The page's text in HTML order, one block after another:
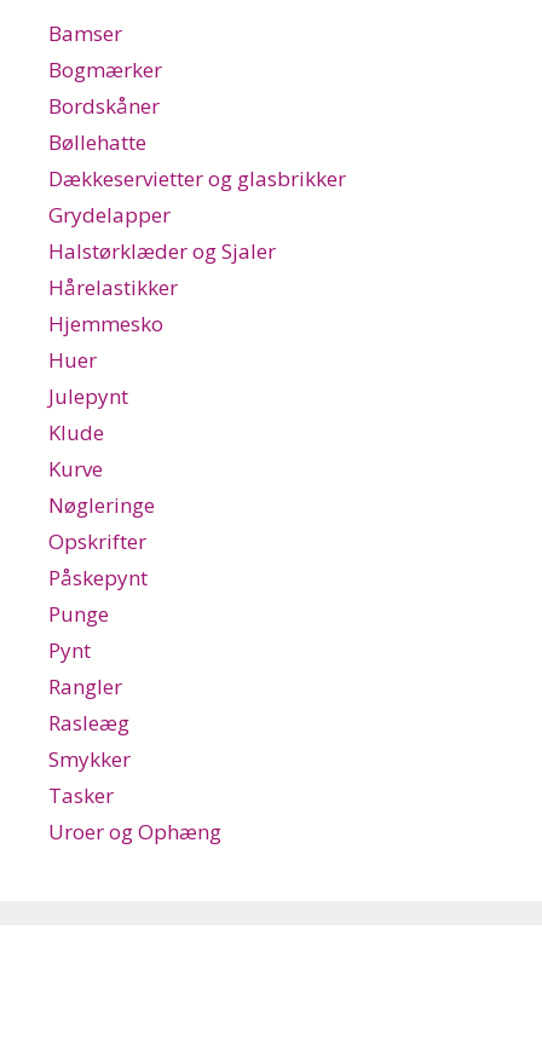
Bamser
Bogmærker
Bordskåner
Bøllehatte
Dækkeservietter og glasbrikker
Grydelapper
Halstørklæder og Sjaler
Hårelastikker
Hjemmesko
Huer
Julepynt
Klude
Kurve
Nøgleringe
Opskrifter
Påskepynt
Punge
Pynt
Rangler
Rasleæg
Smykker
Tasker
Uroer og Ophæng